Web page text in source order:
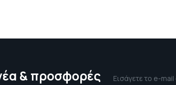
& προσφορές